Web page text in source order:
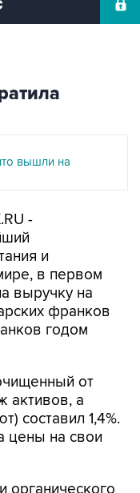
вышли на
-
и
в первом
выручку на
франков
годом
от
активов, а
составил 1,4%.
цены на свои